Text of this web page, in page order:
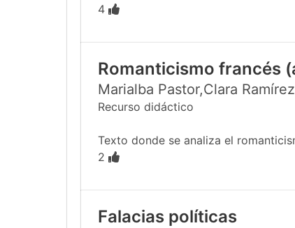
4
Romanticismo francés
Marialba Pastor,Clara Ramírez
Recurso didáctico
Texto donde se analiza el
2
Falacias políticas